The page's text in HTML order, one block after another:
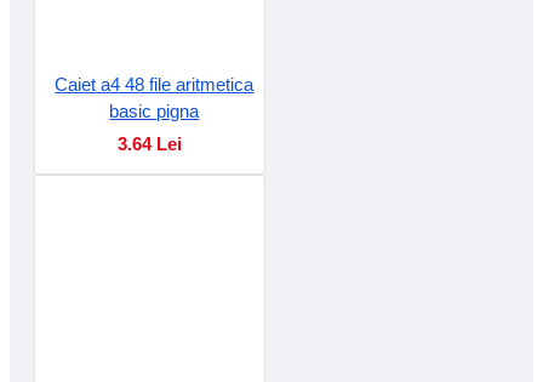
Caiet a4 48 file aritmetica
basic pigna
3.64 Lei